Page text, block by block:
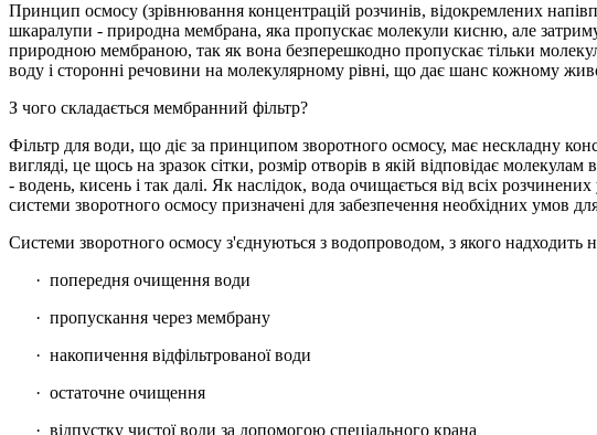
Принцип осмосу (зрівнювання концентрацій розчинів, відокремлених
шкаралупи - природна мембрана, яка пропускає молекули кисню, але
природною мембраною, так як вона безперешкодно пропускає тільки
воду і сторонні речовини на молекулярному рівні, що дає шанс кожному
З чого складається мембранний фільтр?
Фільтр для води, що діє за принципом зворотного осмосу, має нескладну
вигляді, це щось на зразок сітки, розмір отворів в якій відповідає
- водень, кисень і так далі. Як наслідок, вода очищається від всіх
системи зворотного осмосу призначені для забезпечення необхідних умов
Системи зворотного осмосу з'єднуються з водопроводом, з якого надходить
· попередня очищення води
· пропускання через мембрану
· накопичення відфільтрованої води
· остаточне очищення
· відпустку чистої води за допомогою спеціального крана